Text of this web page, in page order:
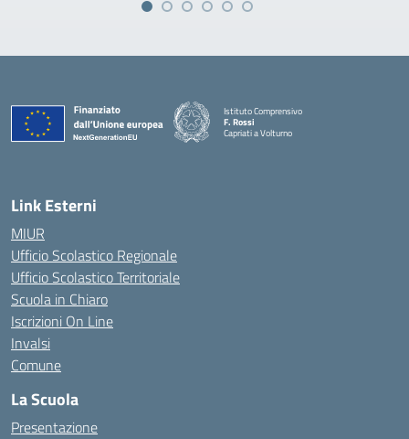
Istituto Comprensivo
F. Rossi
Capriati a Volturno
— Visita la pagina iniziale della scuola
Link Esterni
MIUR
Ufficio Scolastico Regionale
Ufficio Scolastico Territoriale
Scuola in Chiaro
Iscrizioni On Line
Invalsi
Comune
La Scuola
Presentazione